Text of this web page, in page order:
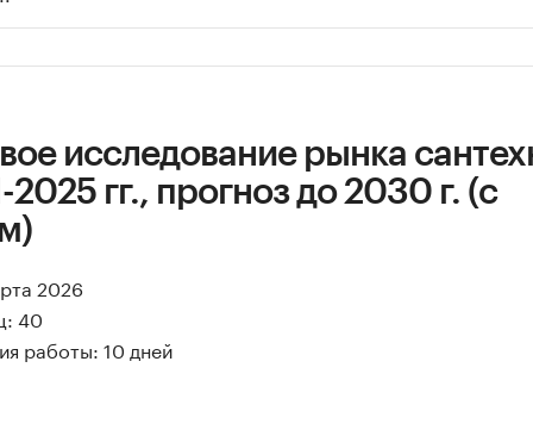
исследование рынка
2025 гг., прогноз до 2030 г. (с
2026
40
работы: 10 дней